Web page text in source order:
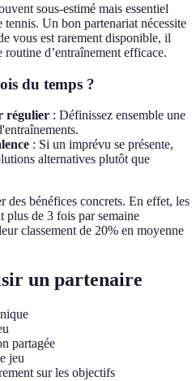
sous-estimé mais essentiel
Un bon partenariat nécessite
vous est rarement disponible, il
d’entraînement efficace.
du temps ?
régulier : Définissez ensemble une
: Si un imprévu se présente,
alternatives plutôt que
des bénéfices concrets. En effet, les
plus de 3 fois par semaine
classement de 20% en moyenne
un partenaire
partagée
jeu
sur les objectifs